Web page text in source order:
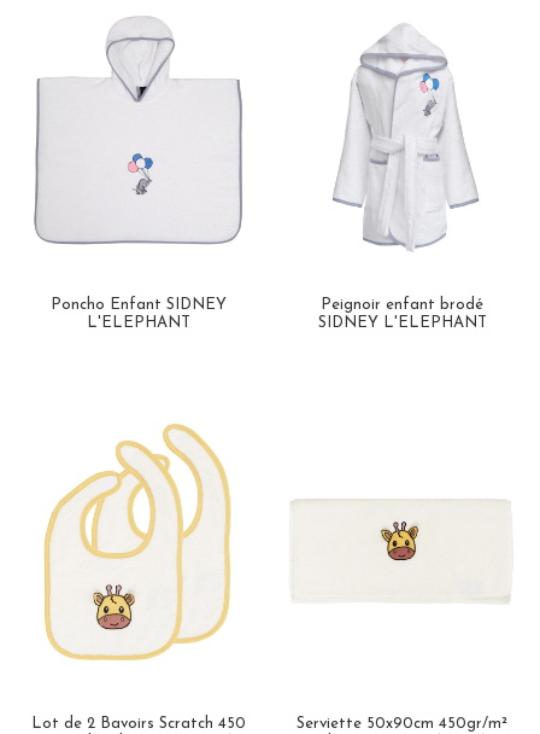
Poncho Enfant SIDNEY
L'ELEPHANT
Peignoir enfant brodé
SIDNEY L'ELEPHANT
Lot de 2 Bavoirs Scratch 450
Serviette 50x90cm 450gr/m²